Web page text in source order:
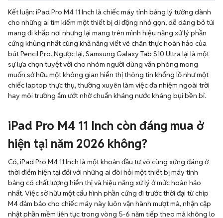
Kết luận: iPad Pro M4 11 Inch là chiếc máy tính bảng lý tưởng dành
cho những ai tìm kiếm một thiết bị di động nhỏ gọn, dễ dàng bỏ túi
mang đi khắp nơi nhưng lại mang trên mình hiệu năng xử lý phần
cứng khủng nhất cùng khả năng viết vẽ chân thực hoàn hảo của
bút Pencil Pro. Ngược lại, Samsung Galaxy Tab S10 Ultra lại là một
sự lựa chọn tuyệt vời cho nhóm người dùng văn phòng mong
muốn sở hữu một không gian hiển thị thông tin khổng lồ như một
chiếc laptop thực thụ, thường xuyên làm việc đa nhiệm ngoài trời
hay môi trường ẩm ướt nhờ chuẩn kháng nước kháng bụi bền bỉ.
iPad Pro M4 11 Inch còn đáng mua ở
hiện tại năm 2026 không?
Có, iPad Pro M4 11 Inch là một khoản đầu tư vô cùng xứng đáng ở
thời điểm hiện tại đối với những ai đòi hỏi một thiết bị máy tính
bảng có chất lượng hiển thị và hiệu năng xử lý ở mức hoàn hảo
nhất. Việc sở hữu một cấu hình phần cứng đi trước thời đại từ chip
M4 đảm bảo cho chiếc máy này luôn vận hành mượt mà, nhận cập
nhật phần mềm liên tục trong vòng 5-6 năm tiếp theo mà không lo